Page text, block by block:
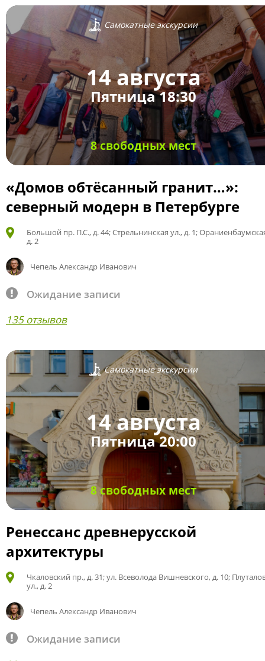
Самокатные экскурсии
14 августа
Пятница 18:30
8 свободных мест
«Домов обтёсанный гранит…»:
северный модерн в Петербурге
Большой пр. П.С., д. 44; Стрельнинская ул., д. 1;
д. 2
Чепель Александр Иванович
Ожидание записи
135 отзывов
Самокатные экскурсии
14 августа
Пятница 20:00
8 свободных мест
Ренессанс древнерусской
архитектуры
Чкаловский пр., д. 31; ул. Всеволода Вишневского, д. 10;
ул., д. 2
Чепель Александр Иванович
Ожидание записи